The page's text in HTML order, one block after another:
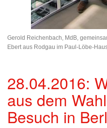
Gerold Reichenbach, MdB,
Ebert aus Rodgau im Paul-Löbe-
28.04.2016:
aus dem
Besuch in